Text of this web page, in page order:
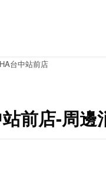
台中站前店
前店-周邊